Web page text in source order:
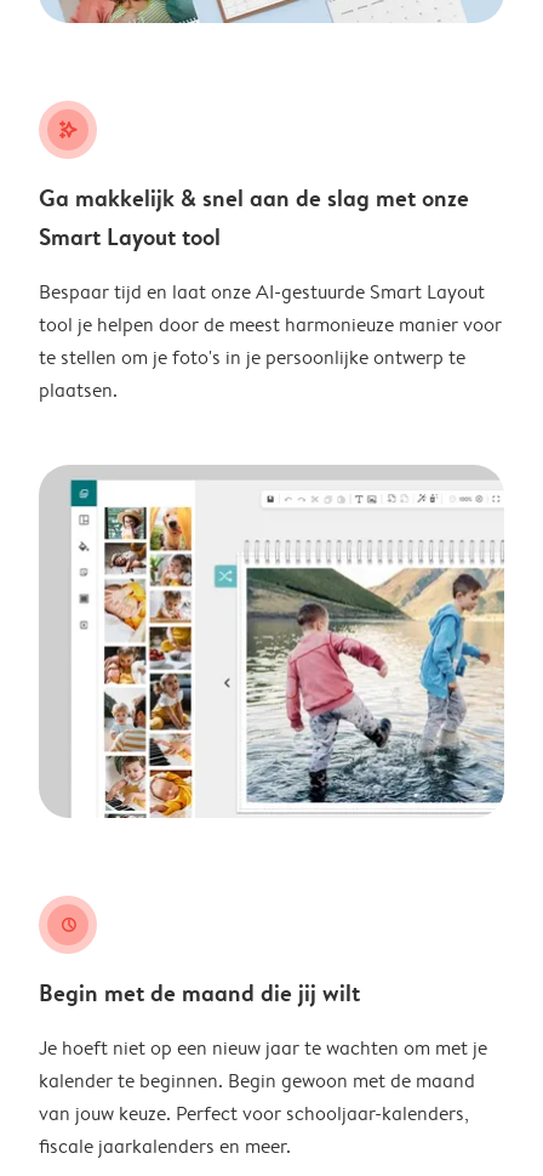
stars_plus
Ga makkelijk & snel aan de slag met onze
Smart Layout tool
Bespaar tijd en laat onze AI-gestuurde Smart Layout
tool je helpen door de meest harmonieuze manier voor
te stellen om je foto's in je persoonlijke ontwerp te
plaatsen.
clock
Begin met de maand die jij wilt
Je hoeft niet op een nieuw jaar te wachten om met je
kalender te beginnen. Begin gewoon met de maand
van jouw keuze. Perfect voor schooljaar-kalenders,
fiscale jaarkalenders en meer.